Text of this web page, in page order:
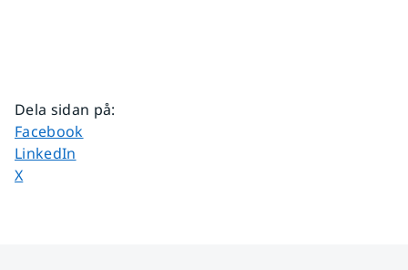
Dela sidan på:
Dela sidan på
Facebook
Dela sidan på
LinkedIn
Dela sidan på
X